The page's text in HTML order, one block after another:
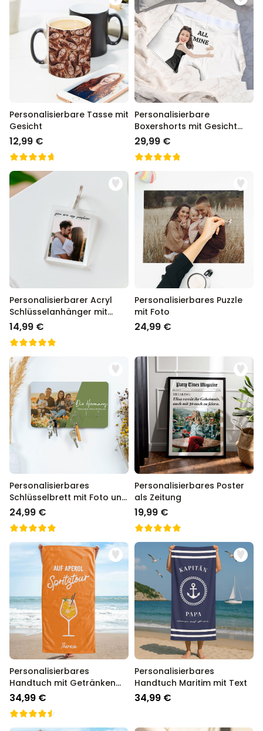
Personalisierbare Tasse mit
Gesicht
12,99 €
Personalisierbare
Boxershorts mit Gesicht
und Text
29,99 €
Personalisierbarer Acryl
Schlüsselanhänger mit
Foto und Text
14,99 €
Personalisierbares Puzzle
mit Foto
24,99 €
Personalisierbares
Schlüsselbrett mit Foto und
Text
24,99 €
Personalisierbares Poster
als Zeitung
19,99 €
Personalisierbares
Handtuch mit Getränken
und Spruch
34,99 €
Personalisierbares
Handtuch Maritim mit Text
34,99 €